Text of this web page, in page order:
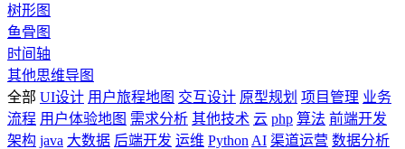
树形图
鱼骨图
时间轴
其他思维导图
全部 UI设计 用户旅程地图 交互设计 原型规划 项目管理 业务
流程 用户体验地图 需求分析 其他技术 云 php 算法 前端开发
架构 java 大数据 后端开发 运维 Python AI 渠道运营 数据分析